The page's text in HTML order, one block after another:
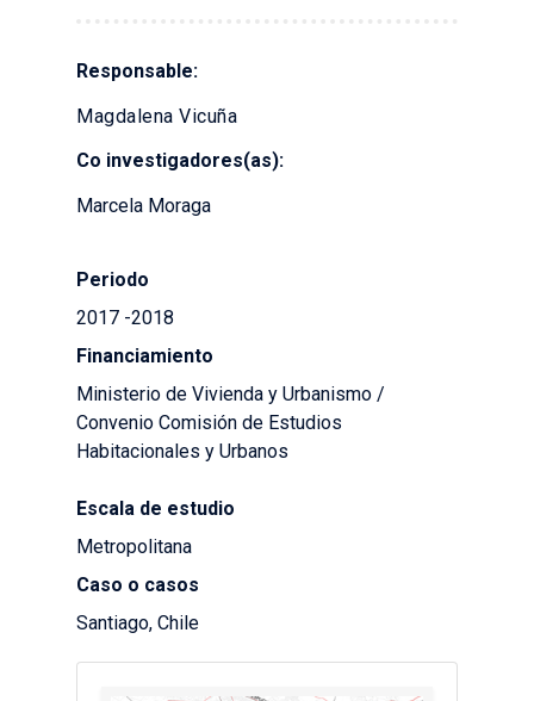
Responsable:
Magdalena Vicuña
Co investigadores(as):
Marcela Moraga
Periodo
2017 -2018
Financiamiento
Ministerio de Vivienda y Urbanismo /
Convenio Comisión de Estudios
Habitacionales y Urbanos
Escala de estudio
Metropolitana
Caso o casos
Santiago, Chile